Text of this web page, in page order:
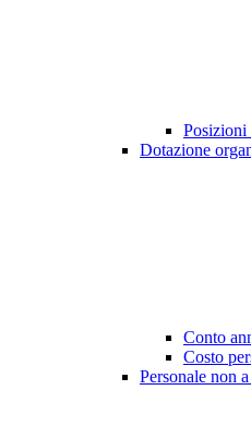
Posizioni
Dotazione
Conto
Costo
Personale non